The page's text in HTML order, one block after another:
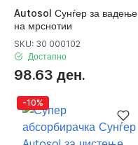
Autosol Сунѓер за вадење
на мрснотии
SKU: 30 000102
Достапно
98.63 ден.
-10%